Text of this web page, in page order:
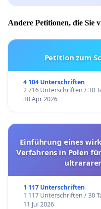
Andere Petitionen, die Sie
Petition zum
4 104 Unterschriften
2 716 Unterschriften / 30
30 Apr 2026
Einführung eines
Verfahrens in Polen
1 117 Unterschriften
1 117 Unterschriften / 30
11 Jul 2026